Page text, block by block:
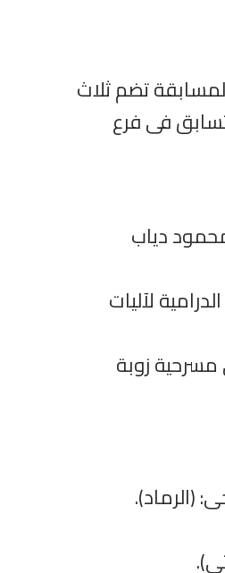
تضم ثلاث
69 متسابق فى الفرعين إجمالًا، يتألفوا من 24 متسابق فى فرع الدراسات النقدية، و45 متسابق فى فرع
دياب
لآليات
زوبة
(الرماد).